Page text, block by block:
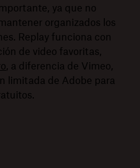
ya que no
organizados los
Replay funciona con
de video favoritas,
, a diferencia de Vimeo,
limitada de Adobe para